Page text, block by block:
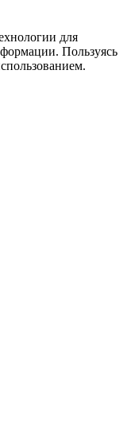
для
Пользуясь